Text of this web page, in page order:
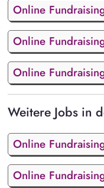
Online
Online
Online
Weitere Jobs in
Online
Online